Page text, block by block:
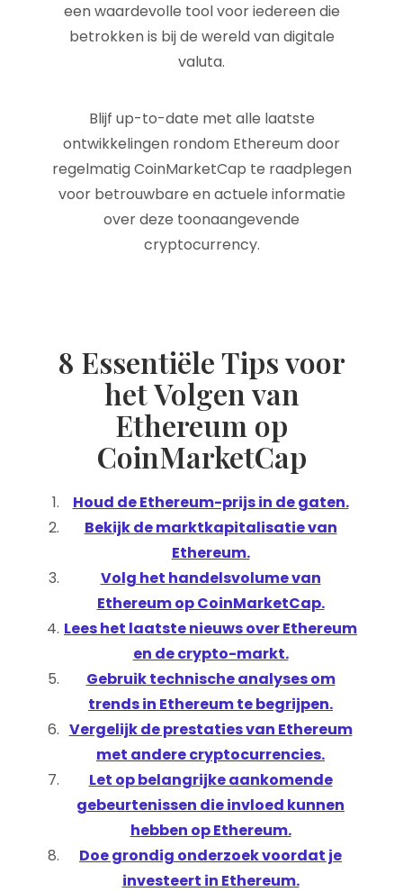
een waardevolle tool voor iedereen die
betrokken is bij de wereld van digitale
valuta.
Blijf up-to-date met alle laatste
ontwikkelingen rondom Ethereum door
regelmatig CoinMarketCap te raadplegen
voor betrouwbare en actuele informatie
over deze toonaangevende
cryptocurrency.
8 Essentiële Tips voor
het Volgen van
Ethereum op
CoinMarketCap
Houd de Ethereum-prijs in de gaten.
Bekijk de marktkapitalisatie van
Ethereum.
Volg het handelsvolume van
Ethereum op CoinMarketCap.
Lees het laatste nieuws over Ethereum
en de crypto-markt.
Gebruik technische analyses om
trends in Ethereum te begrijpen.
Vergelijk de prestaties van Ethereum
met andere cryptocurrencies.
Let op belangrijke aankomende
gebeurtenissen die invloed kunnen
hebben op Ethereum.
Doe grondig onderzoek voordat je
investeert in Ethereum.